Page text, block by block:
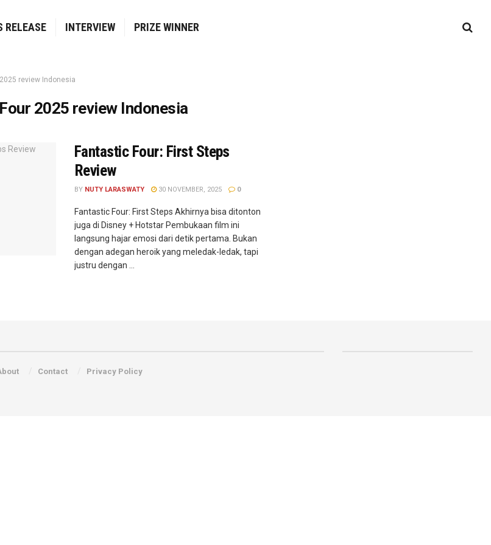
RELEASE INTERVIEW PRIZE WINNER
review Indonesia
2025 review Indonesia
Fantastic Four: First Steps
Review
BY NUTY LARASWATY 30 NOVEMBER, 2025 0
Fantastic Four: First Steps Akhirnya bisa ditonton
juga di Disney + Hotstar Pembukaan film ini
langsung hajar emosi dari detik pertama. Bukan
dengan adegan heroik yang meledak-ledak, tapi
justru dengan ...
Contact Privacy Policy